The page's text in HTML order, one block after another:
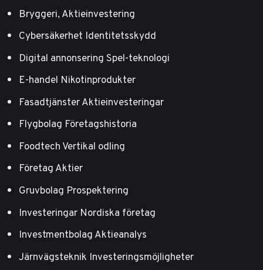
Bryggeri, Aktieinvestering
Cybersäkerhet Identitetsskydd
Digital annonsering Spel-teknologi
E-handel Nikotinprodukter
Fasadtjänster Aktieinvesteringar
Flygbolag Företagshistoria
Foodtech Vertikal odling
Företag Aktier
Gruvbolag Prospektering
Investeringar Nordiska företag
Investmentbolag Aktieanalys
Järnvägsteknik Investeringsmöjligheter